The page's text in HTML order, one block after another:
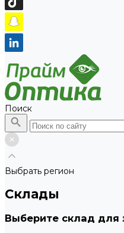
Поиск
Выбрать регион
Склады
Выберите склад для